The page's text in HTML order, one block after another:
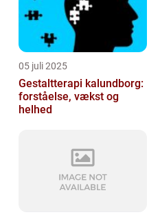
05 juli 2025
Gestaltterapi kalundborg:
forståelse, vækst og
helhed